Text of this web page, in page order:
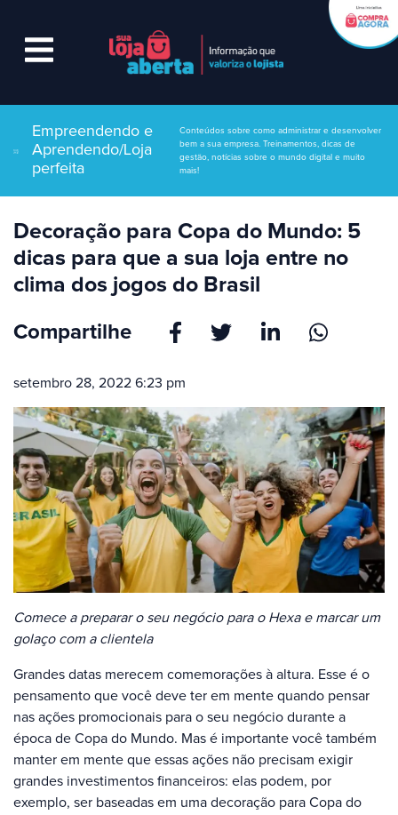
Empreendendo e
Aprendendo/Loja
perfeita
Conteúdos sobre como administrar e desenvolver
bem a sua empresa. Treinamentos, dicas de
gestão, notícias sobre o mundo digital e muito
mais!
Decoração para Copa do Mundo: 5
dicas para que a sua loja entre no
clima dos jogos do Brasil
Compartilhe
setembro 28, 2022 6:23 pm
Comece a preparar o seu negócio para o Hexa e marcar um
golaço com a clientela
Grandes datas merecem comemorações à altura. Esse é o
pensamento que você deve ter em mente quando pensar
nas ações promocionais para o seu negócio durante a
época de Copa do Mundo. Mas é importante você também
manter em mente que essas ações não precisam exigir
grandes investimentos financeiros: elas podem, por
exemplo, ser baseadas em uma decoração para Copa do